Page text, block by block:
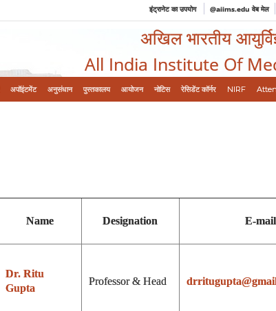
इंट्रानेट का उपयोग @aiims.edu वेब मेल
अखिल भारतीय
All India Institute Of
अपॉइंटमेंट अनुसंधान पुस्तकालय आयोजन नोटिस रेसिडेंट कॉर्नर NIRF
Name Designation E-mail
Dr. Ritu
Gupta
Professor & Head